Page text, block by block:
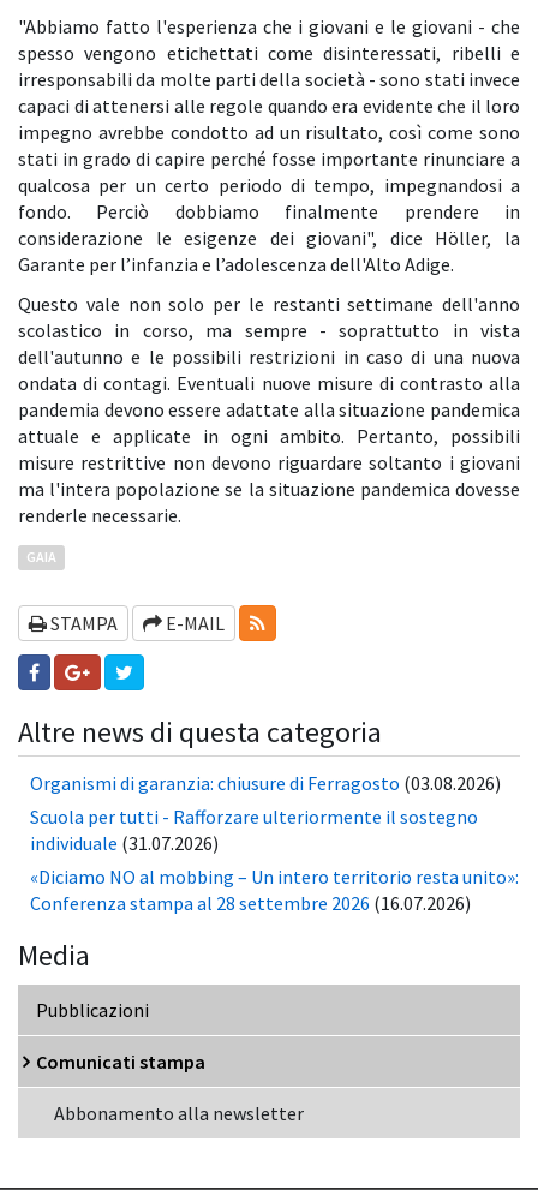
"Abbiamo fatto l'esperienza che i giovani e le giovani - che
spesso vengono etichettati come disinteressati, ribelli e
irresponsabili da molte parti della società - sono stati invece
capaci di attenersi alle regole quando era evidente che il loro
impegno avrebbe condotto ad un risultato, così come sono
stati in grado di capire perché fosse importante rinunciare a
qualcosa per un certo periodo di tempo, impegnandosi a
fondo. Perciò dobbiamo finalmente prendere in
considerazione le esigenze dei giovani", dice Höller, la
Garante per l’infanzia e l’adolescenza dell'Alto Adige.
Questo vale non solo per le restanti settimane dell'anno
scolastico in corso, ma sempre - soprattutto in vista
dell'autunno e le possibili restrizioni in caso di una nuova
ondata di contagi. Eventuali nuove misure di contrasto alla
pandemia devono essere adattate alla situazione pandemica
attuale e applicate in ogni ambito. Pertanto, possibili
misure restrittive non devono riguardare soltanto i giovani
ma l'intera popolazione se la situazione pandemica dovesse
renderle necessarie.
GAIA
STAMPA E-MAIL RSS-FEEDS
Altre news di questa categoria
Organismi di garanzia: chiusure di Ferragosto (03.08.2026)
Scuola per tutti - Rafforzare ulteriormente il sostegno
individuale (31.07.2026)
«Diciamo NO al mobbing – Un intero territorio resta unito»:
Conferenza stampa al 28 settembre 2026 (16.07.2026)
Media
Pubblicazioni
Comunicati stampa
Abbonamento alla newsletter